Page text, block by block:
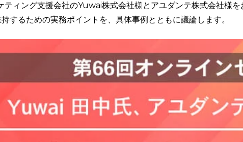
ティング支援会社のYuwai株式会社様とアユダンテ株式会社様
するための実務ポイントを、具体事例とともに議論します。